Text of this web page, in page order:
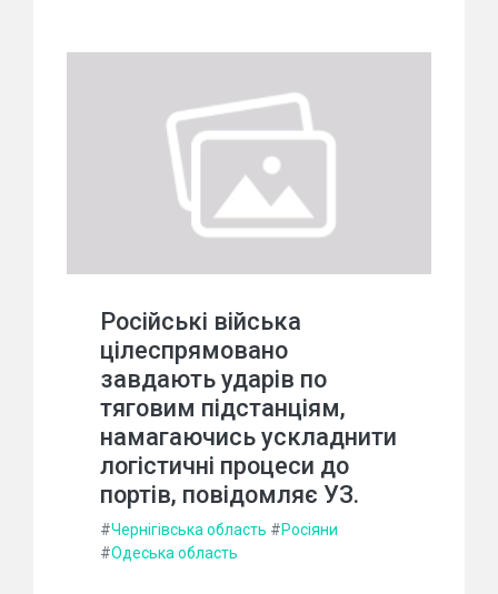
Російські війська
цілеспрямовано
завдають ударів по
тяговим підстанціям,
намагаючись ускладнити
логістичні процеси до
портів, повідомляє УЗ.
#Чернігівська область #Росіяни
#Одеська область